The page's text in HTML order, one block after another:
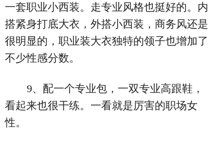
一套职业小西装。走专业风格也挺好的。内
搭紧身打底大衣，外搭小西装，商务风还是
很明显的，职业装大衣独特的领子也增加了
不少性感分数。
9、配一个专业包，一双专业高跟鞋，
看起来也很干练。一看就是厉害的职场女
性。